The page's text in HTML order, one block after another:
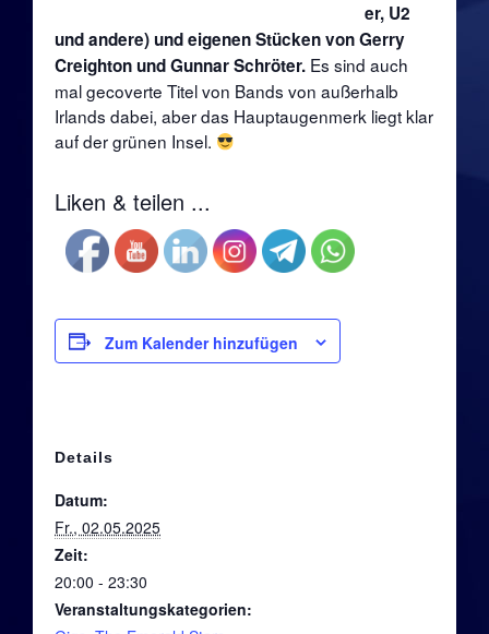
Die 90er: SIX
Die 2010er
Die 2010er: Die Archetypen
2015: Freaky Christmas by Esther Filly Ridstyle
Die 2010er: Funtastic 4
Aktuelle Projekte
Fineripp
Die Archetypen
er, U2
und andere) und eigenen Stücken von Gerry
Creighton und Gunnar Schröter. Es sind auch
mal gecoverte Titel von Bands von außerhalb
Irlands dabei, aber das Hauptaugenmerk liegt klar
auf der grünen Insel.
Liken & teilen ...
Zum Kalender hinzufügen
Details
Datum:
Fr., 02.05.2025
Zeit:
20:00 - 23:30
Veranstaltungskategorien: